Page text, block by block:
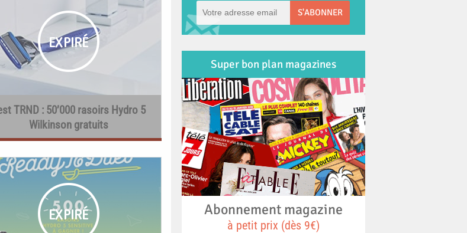
TRND : 50’000 rasoirs Hydro 5
Wilkinson gratuits
S'ABONNER
Super bon plan magazines
Abonnement magazine
à petit prix (dès 9€)